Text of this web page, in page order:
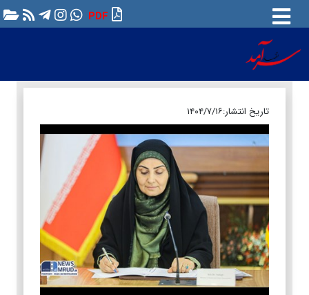
PDF
تاریخ انتشار:۱۴۰۴/۷/۱۶